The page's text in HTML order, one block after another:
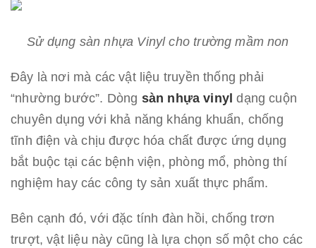
Sử dụng sàn nhựa Vinyl cho trường mầm non
Đây là nơi mà các vật liệu truyền thống phải
“nhường bước”. Dòng sàn nhựa vinyl dạng cuộn
chuyên dụng với khả năng kháng khuẩn, chống
tĩnh điện và chịu được hóa chất được ứng dụng
bắt buộc tại các bệnh viện, phòng mổ, phòng thí
nghiệm hay các công ty sản xuất thực phẩm.
Bên cạnh đó, với đặc tính đàn hồi, chống trơn
trượt, vật liệu này cũng là lựa chọn số một cho các